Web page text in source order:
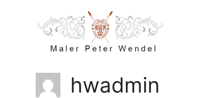
hwadmin